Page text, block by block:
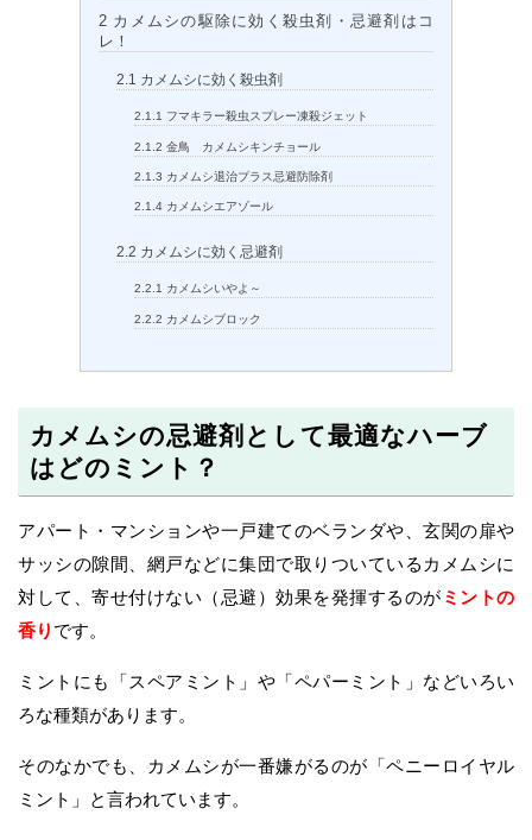
2 カメムシの駆除に効く殺虫剤・忌避剤はコ
レ！
2.1 カメムシに効く殺虫剤
2.1.1 フマキラー殺虫スプレー凍殺ジェット
2.1.2 金鳥 カメムシキンチョール
2.1.3 カメムシ退治プラス忌避防除剤
2.1.4 カメムシエアゾール
2.2 カメムシに効く忌避剤
2.2.1 カメムシいやよ～
2.2.2 カメムシブロック
カメムシの忌避剤として最適なハーブ
はどのミント？
アパート・マンションや一戸建てのベランダや、玄関の扉や
サッシの隙間、網戸などに集団で取りついているカメムシに
対して、寄せ付けない（忌避）効果を発揮するのが ミントの
香り です。
ミントにも「スペアミント」や「ペパーミント」などいろい
ろな種類があります。
そのなかでも、カメムシが一番嫌がるのが「ペニーロイヤル
ミント」と言われています。